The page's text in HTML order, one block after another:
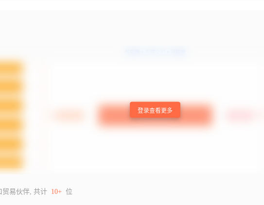
登录查看更多
贸易伙伴, 共计 10+ 位